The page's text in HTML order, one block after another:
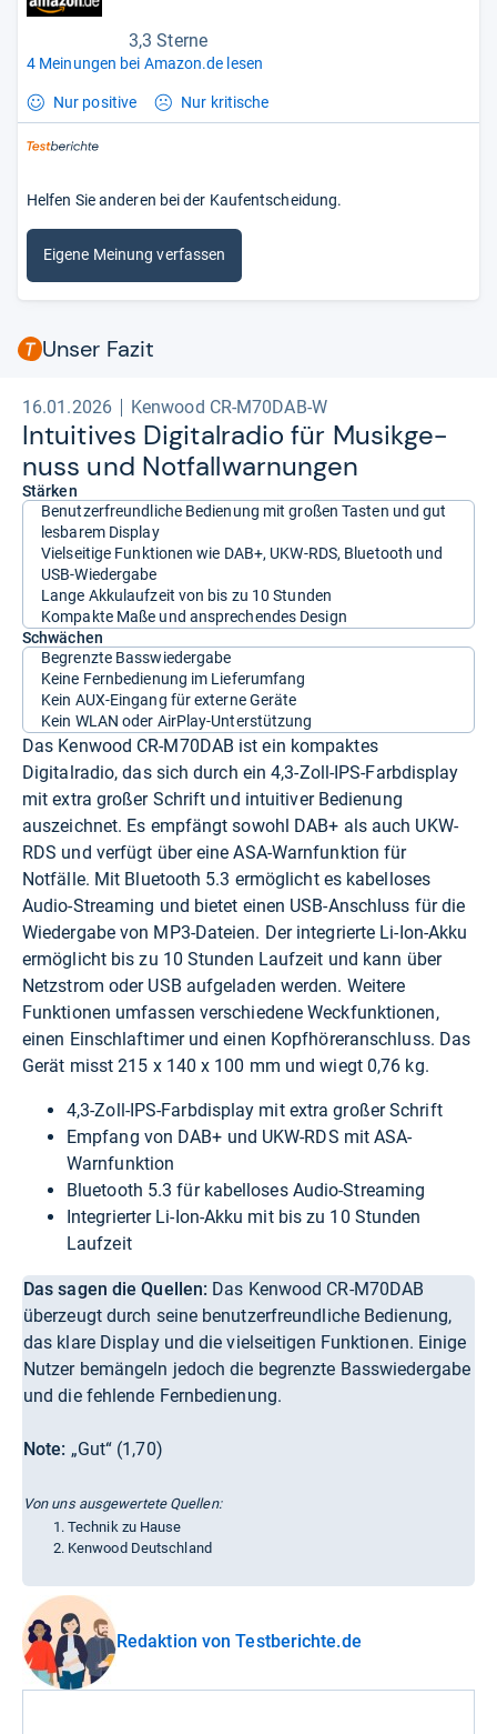
3,3 Sterne
4 Meinungen bei Amazon.de lesen
Nur positive Nur kritische
Helfen Sie anderen bei der Kaufentscheidung.
Eigene Meinung verfassen
Unser Fazit
16.01.2026 Kenwood CR-M70DAB-W
Intui­ti­ves Digi­tal­ra­dio für Musik­ge­
nuss und Not­fall­war­nun­gen
Stärken
Benutzerfreundliche Bedienung mit großen Tasten und gut
lesbarem Display
Vielseitige Funktionen wie DAB+, UKW-RDS, Bluetooth und
USB-Wiedergabe
Lange Akkulaufzeit von bis zu 10 Stunden
Kompakte Maße und ansprechendes Design
Schwächen
Begrenzte Basswiedergabe
Keine Fernbedienung im Lieferumfang
Kein AUX-Eingang für externe Geräte
Kein WLAN oder AirPlay-Unterstützung
Das Kenwood CR-M70DAB ist ein kompaktes
Digitalradio, das sich durch ein 4,3-Zoll-IPS-Farbdisplay
mit extra großer Schrift und intuitiver Bedienung
auszeichnet. Es empfängt sowohl DAB+ als auch UKW-
RDS und verfügt über eine ASA-Warnfunktion für
Notfälle. Mit Bluetooth 5.3 ermöglicht es kabelloses
Audio-Streaming und bietet einen USB-Anschluss für die
Wiedergabe von MP3-Dateien. Der integrierte Li-Ion-Akku
ermöglicht bis zu 10 Stunden Laufzeit und kann über
Netzstrom oder USB aufgeladen werden. Weitere
Funktionen umfassen verschiedene Weckfunktionen,
einen Einschlaftimer und einen Kopfhöreranschluss. Das
Gerät misst 215 x 140 x 100 mm und wiegt 0,76 kg.
4,3-Zoll-IPS-Farbdisplay mit extra großer Schrift
Empfang von DAB+ und UKW-RDS mit ASA-
Warnfunktion
Bluetooth 5.3 für kabelloses Audio-Streaming
Integrierter Li-Ion-Akku mit bis zu 10 Stunden
Laufzeit
Das sagen die Quellen: Das Kenwood CR-M70DAB
überzeugt durch seine benutzerfreundliche Bedienung,
das klare Display und die vielseitigen Funktionen. Einige
Nutzer bemängeln jedoch die begrenzte Basswiedergabe
und die fehlende Fernbedienung.
Note: „Gut“ (1,70)
Von uns ausgewertete Quellen:
Technik zu Hause
Kenwood Deutschland
Redaktion von Testberichte.de